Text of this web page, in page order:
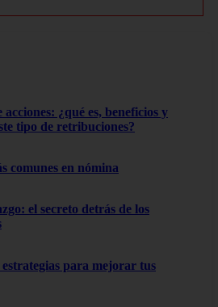
acciones: ¿qué es, beneficios y
tipo de retribuciones?
comunes en nómina
el secreto detrás de los
estrategias para mejorar tus